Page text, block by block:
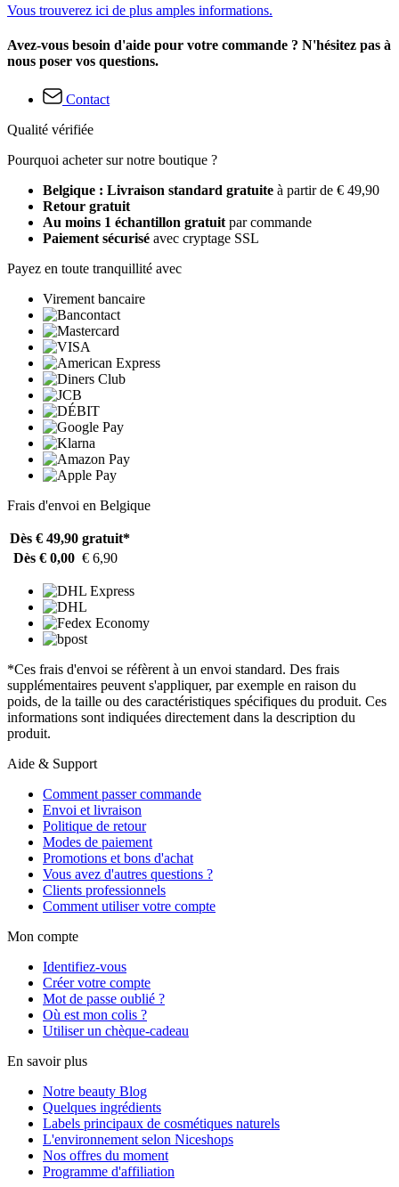
Vous trouverez ici de plus amples informations.
Avez-vous besoin d'aide pour votre commande ? N'hésitez pas à
nous poser vos questions.
Contact
Qualité vérifiée
Pourquoi acheter sur notre boutique ?
Belgique : Livraison standard gratuite à partir de € 49,90
Retour gratuit
Au moins 1 échantillon gratuit par commande
Paiement sécurisé avec cryptage SSL
Payez en toute tranquillité avec
Virement bancaire
Frais d'envoi en Belgique
Dès € 49,90 gratuit*
Dès € 0,00 € 6,90
*Ces frais d'envoi se réfèrent à un envoi standard. Des frais
supplémentaires peuvent s'appliquer, par exemple en raison du
poids, de la taille ou des caractéristiques spécifiques du produit. Ces
informations sont indiquées directement dans la description du
produit.
Aide & Support
Comment passer commande
Envoi et livraison
Politique de retour
Modes de paiement
Promotions et bons d'achat
Vous avez d'autres questions ?
Clients professionnels
Comment utiliser votre compte
Mon compte
Identifiez-vous
Créer votre compte
Mot de passe oublié ?
Où est mon colis ?
Utiliser un chèque-cadeau
En savoir plus
Notre beauty Blog
Quelques ingrédients
Labels principaux de cosmétiques naturels
L'environnement selon Niceshops
Nos offres du moment
Programme d'affiliation